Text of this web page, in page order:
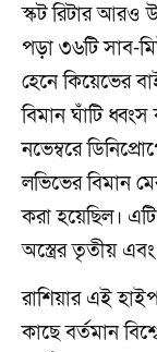
স্কট রিটার আরও
পড়া ৩৬টি সাব-
হেনে কিয়েভের
বিমান ঘাঁটি
নভেম্বরে
লভিভের বিমান
করা হয়েছিল।
অস্ত্রের তৃতীয়
রাশিয়ার এই
কাছে বর্তমান